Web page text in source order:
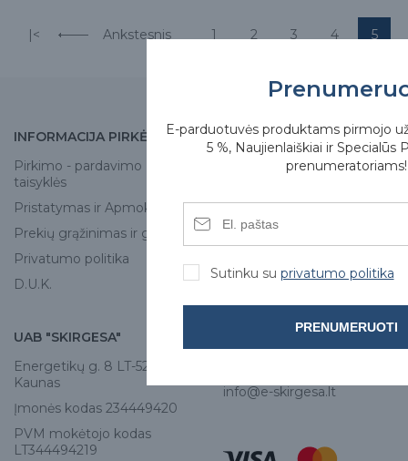
|< Ankstesnis 1 2 3 4 5
INFORMACIJA PIRKĖJUI
Pirkimo - pardavimo
taisyklės
Pristatymas ir Apmokėjimas
Prekių grąžinimas ir garantija
Privatumo politika
D.U.K.
APIE MUS
Kontaktai
UAB "SKIRGESA"
Energetikų g. 8 LT-52461,
Kaunas
Įmonės kodas 234449420
PVM mokėtojo kodas
LT344494219
info@e-skirgesa.lt
E-parduotuvės produktams pirmojo
5 %, Naujienlaiškiai ir Specialūs
prenumeratoriams!
Sutinku su privatumo politika
PRENUMERUOTI